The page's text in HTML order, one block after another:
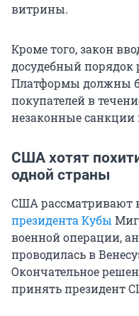
витрины.
Кроме того, закон
досудебный порядок
Платформы должны
покупателей в
незаконные санкции
США хотят
одной страны
США рассматривают
президента Кубы
военной операции,
проводилась в
Окончательное
принять президент